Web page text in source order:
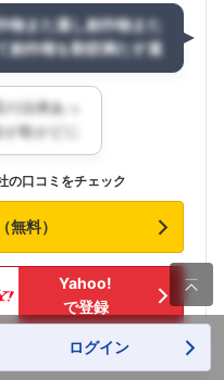
の口コミをチェック
無料）
Yahoo!
で登録

ログイン